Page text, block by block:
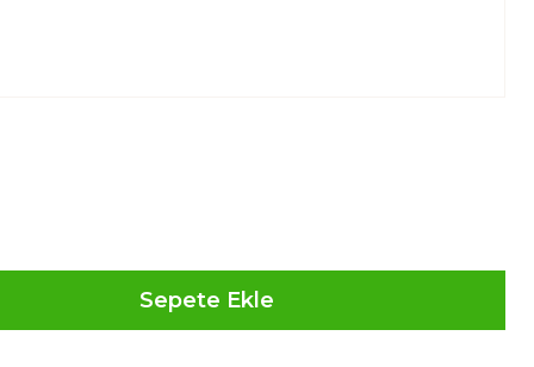
Sepete Ekle